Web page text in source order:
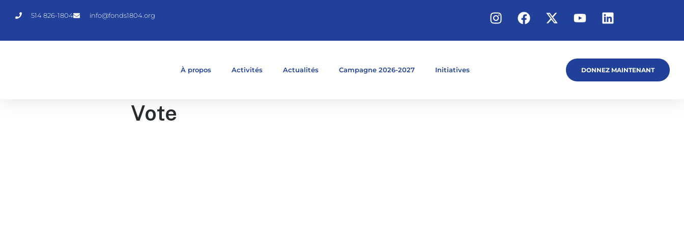
514 826-1804 info@fonds1804.org
À propos Activités Actualités Campagne 2026-2027 Initiatives DONNEZ MAINTENANT
Vote